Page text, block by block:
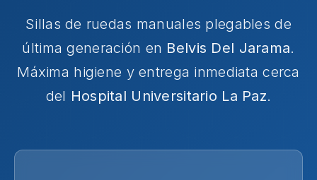
Sillas de ruedas manuales plegables de
última generación en Belvis Del Jarama.
Máxima higiene y entrega inmediata cerca
del Hospital Universitario La Paz.